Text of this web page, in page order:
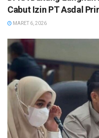
Cabut Izin PT Asdal
MARET 6, 2026